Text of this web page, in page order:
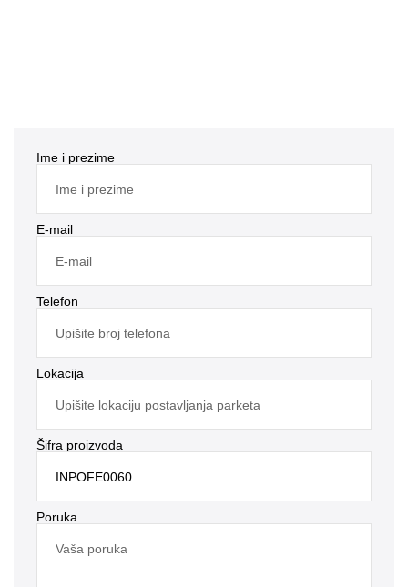
Ime i prezime
E-mail
Telefon
Lokacija
Šifra proizvoda
Poruka